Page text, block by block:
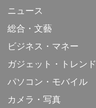
ニュース
総合・文藝
ビジネス・マネー
ガジェット・トレンド
パソコン・モバイル
カメラ・写真